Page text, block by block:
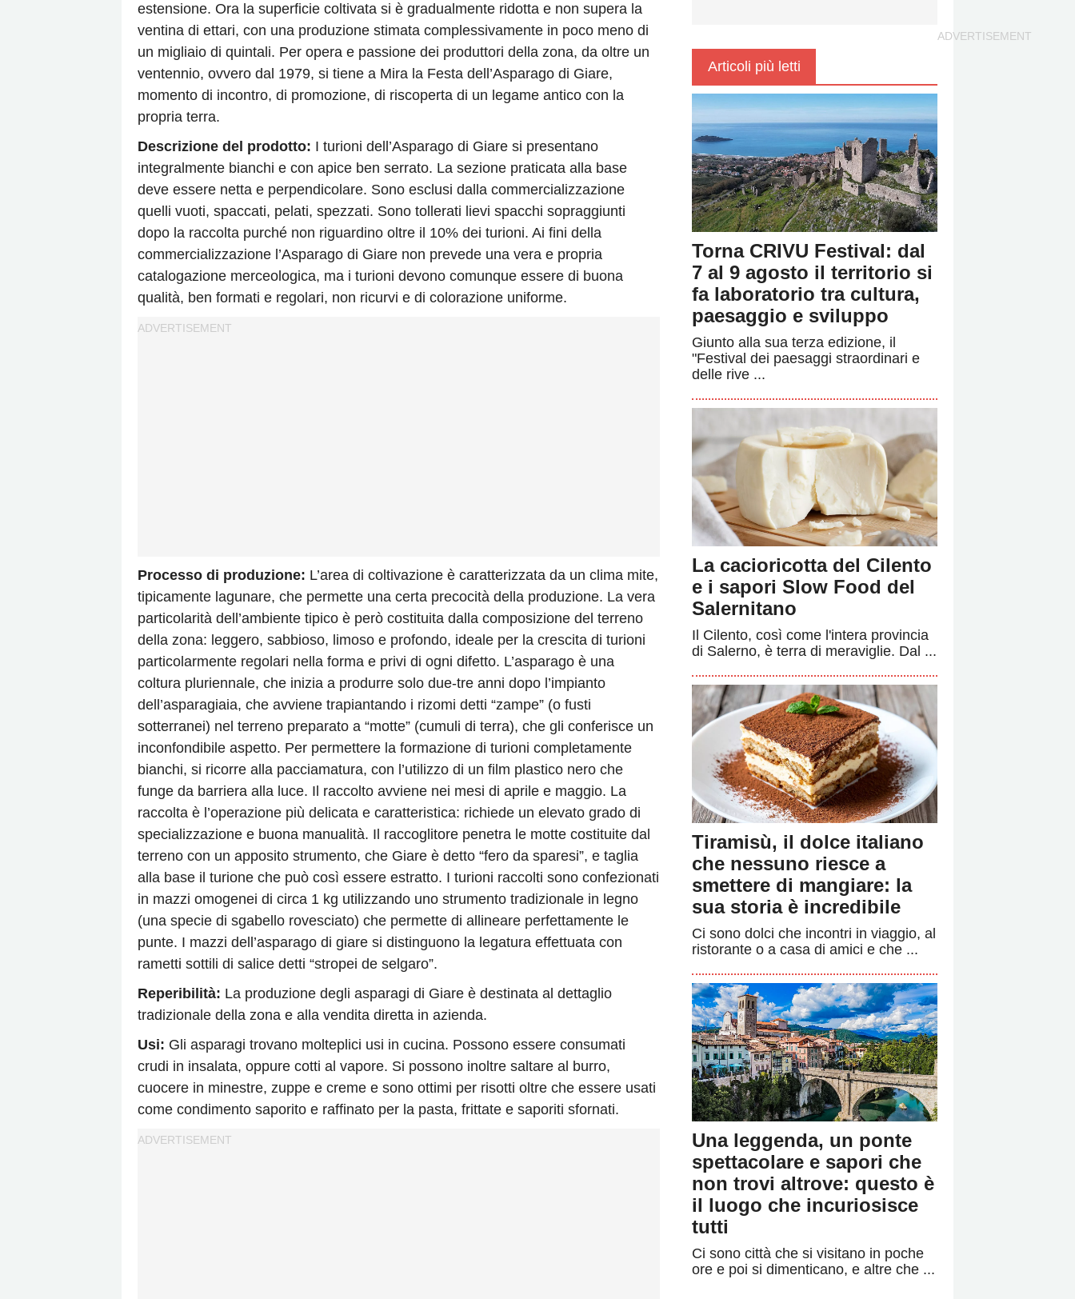
estensione. Ora la superficie coltivata si è gradualmente ridotta e non supera la
ventina di ettari, con una produzione stimata complessivamente in poco meno di
un migliaio di quintali. Per opera e passione dei produttori della zona, da oltre un
ventennio, ovvero dal 1979, si tiene a Mira la Festa dell’Asparago di Giare,
momento di incontro, di promozione, di riscoperta di un legame antico con la
propria terra.
Descrizione del prodotto: I turioni dell’Asparago di Giare si presentano
integralmente bianchi e con apice ben serrato. La sezione praticata alla base
deve essere netta e perpendicolare. Sono esclusi dalla commercializzazione
quelli vuoti, spaccati, pelati, spezzati. Sono tollerati lievi spacchi sopraggiunti
dopo la raccolta purché non riguardino oltre il 10% dei turioni. Ai fini della
commercializzazione l’Asparago di Giare non prevede una vera e propria
catalogazione merceologica, ma i turioni devono comunque essere di buona
qualità, ben formati e regolari, non ricurvi e di colorazione uniforme.
Processo di produzione: L’area di coltivazione è caratterizzata da un clima mite,
tipicamente lagunare, che permette una certa precocità della produzione. La vera
particolarità dell’ambiente tipico è però costituita dalla composizione del terreno
della zona: leggero, sabbioso, limoso e profondo, ideale per la crescita di turioni
particolarmente regolari nella forma e privi di ogni difetto. L’asparago è una
coltura pluriennale, che inizia a produrre solo due-tre anni dopo l’impianto
dell’asparagiaia, che avviene trapiantando i rizomi detti “zampe” (o fusti
sotterranei) nel terreno preparato a “motte” (cumuli di terra), che gli conferisce un
inconfondibile aspetto. Per permettere la formazione di turioni completamente
bianchi, si ricorre alla pacciamatura, con l’utilizzo di un film plastico nero che
funge da barriera alla luce. Il raccolto avviene nei mesi di aprile e maggio. La
raccolta è l’operazione più delicata e caratteristica: richiede un elevato grado di
specializzazione e buona manualità. Il raccoglitore penetra le motte costituite dal
terreno con un apposito strumento, che Giare è detto “fero da sparesi”, e taglia
alla base il turione che può così essere estratto. I turioni raccolti sono confezionati
in mazzi omogenei di circa 1 kg utilizzando uno strumento tradizionale in legno
(una specie di sgabello rovesciato) che permette di allineare perfettamente le
punte. I mazzi dell’asparago di giare si distinguono la legatura effettuata con
rametti sottili di salice detti “stropei de selgaro”.
Reperibilità: La produzione degli asparagi di Giare è destinata al dettaglio
tradizionale della zona e alla vendita diretta in azienda.
Usi: Gli asparagi trovano molteplici usi in cucina. Possono essere consumati
crudi in insalata, oppure cotti al vapore. Si possono inoltre saltare al burro,
cuocere in minestre, zuppe e creme e sono ottimi per risotti oltre che essere usati
come condimento saporito e raffinato per la pasta, frittate e saporiti sfornati.
Articoli più letti
Torna CRIVU Festival: dal
7 al 9 agosto il territorio si
fa laboratorio tra cultura,
paesaggio e sviluppo
Giunto alla sua terza edizione, il
"Festival dei paesaggi straordinari e
delle rive ...
La cacioricotta del Cilento
e i sapori Slow Food del
Salernitano
Il Cilento, così come l'intera provincia
di Salerno, è terra di meraviglie. Dal ...
Tiramisù, il dolce italiano
che nessuno riesce a
smettere di mangiare: la
sua storia è incredibile
Ci sono dolci che incontri in viaggio, al
ristorante o a casa di amici e che ...
Una leggenda, un ponte
spettacolare e sapori che
non trovi altrove: questo è
il luogo che incuriosisce
tutti
Ci sono città che si visitano in poche
ore e poi si dimenticano, e altre che ...